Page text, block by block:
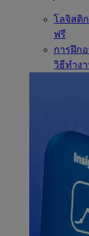
โลจิสติ
ฟรี
การฝึก
วิธีทำง